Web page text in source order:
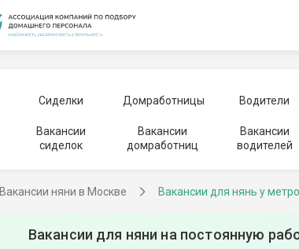
Сиделки Домработницы Водители
Вакансии
сиделок
Вакансии
домработниц
Вакансии
водителей
Вакансии няни в Москве Вакансии для нянь у
Вакансии для няни на постоянную